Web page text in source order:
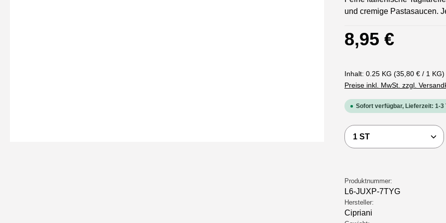
und cremige Pastasaucen.
Regulärer Preis:
8,95 €
Inhalt: 0.25 KG (35,80 € / 1 KG)
Preise inkl. MwSt. zzgl.
Sofort verfügbar, Lieferzeit: 1-3
Produkt Anzahl:
Produktnummer:
L6-JUXP-7TYG
Hersteller:
Cipriani